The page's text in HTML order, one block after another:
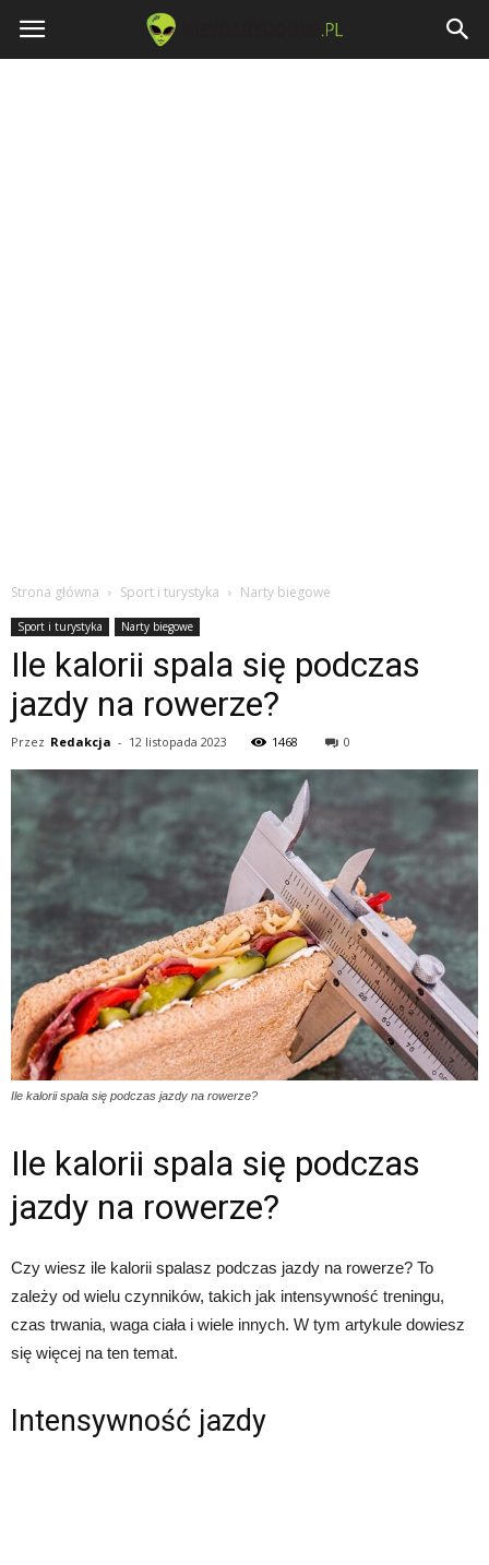
Niewiarygodne.pl
Strona główna Sport i turystyka Narty biegowe
Sport i turystyka Narty biegowe
Ile kalorii spala się podczas
jazdy na rowerze?
Przez Redakcja - 12 listopada 2023 1468 0
Ile kalorii spala się podczas jazdy na rowerze?
Ile kalorii spala się podczas
jazdy na rowerze?
Czy wiesz ile kalorii spalasz podczas jazdy na rowerze? To
zależy od wielu czynników, takich jak intensywność treningu,
czas trwania, waga ciała i wiele innych. W tym artykule dowiesz
się więcej na ten temat.
Intensywność jazdy